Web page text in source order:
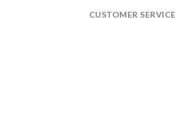
CUSTOMER SERVICE